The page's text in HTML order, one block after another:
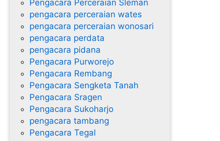
Pengacara Perceraian Sleman
pengacara perceraian wates
pengacara perceraian wonosari
pengacara perdata
pengacara pidana
Pengacara Purworejo
Pengacara Rembang
Pengacara Sengketa Tanah
Pengacara Sragen
Pengacara Sukoharjo
pengacara tambang
Pengacara Tegal